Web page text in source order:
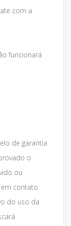
com a
funcionará
de garantia
o
ou
contato
do uso da